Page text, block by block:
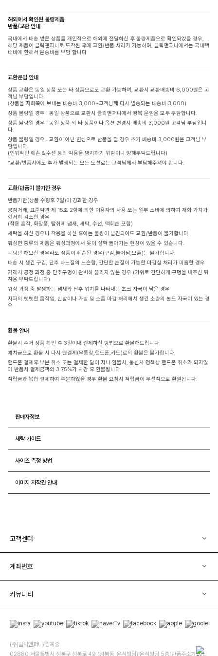
해외에서 확인된 불량제품
반품/교환 안내
국내에서 배송 받은 상품을 개인적으로 해외에 전달하신 후 불량제품으로 확인되었을 경우,
해당 제품이 클릭앤퍼니로 도착된 후에 교환/반품 처리가 가능하며, 클릭앤퍼니에서는 국내택
배비에 한해서 운송비를 부담 합니다
교환운임 안내
상품 교환은 동일 상품 또는 타 상품으로도 교환 가능하며, 교환시 교환배송비 6,000원은 고
객님 부담입니다.
(상품을 저희쪽에 보내는 배송비 3,000+고객님께 다시 발송되는 배송비 3,000)
상품 불량일 경우 : 동일 상품으로 교환시 클릭앤퍼니에서 왕복 운임을 모두 부담합니다.
상품 불량일 경우 : 동일 상품 외 타 상품이나 옵션 변경시 배송비 3,000원 고객님 부담입니
다.
상품 불량일 경우 : 교환이 아닌 변심으로 반품을 할 경우 초기 배송비 3,000원은 고객님 부
담입니다.
(인위적인 훼손 & 수선 등의 악용을 방지하기 위함이니 양해부탁드립니다)
*교환/반품시에도 추가 발생되는 모든 도선료는 고객님께서 부담해주셔야 합니다.
교환/반품이 불가한 경우
반품기한(상품 수령후 7일)이 경과한 경우
공정거래, 표준약관 제 15조 2항에 의한 이용자의 사용 또는 일부 소비에 의하여 재화 가치가
현저히 감소한 경우
(착용 흔적, 화장품, 탈취제 냄새, 세탁, 수선, 택훼손 포함)
세탁을 하신 경우나 착용을 하신 후에는 불량이 발견되어도 교환/반품이 불가합니다.
워싱면 종류의 제품은 워싱과정에서 옷이 살짝 돌아가는 현상이 있을 수 있습니다.
피팅만 해보신 경우라도 상품이 훼손된 경우(구김,늘어남,보풀)는 불가합니다.
배송 시 생긴 구김, 단추 바느질의 느슨함, 간단한 손질이 가능한 마감실 처리가 미흡한 경우
거래처 공정 과정 중 단추구멍이 완벽히 뚫리지 않은 경우 (가위로 간단하게 구멍을 내주신 뒤
착용 부탁드립니다)
워싱 과정 중 발생하는 냄새와 단추 위치를 나타내는 초크 자국이 남은 경우
지퍼의 뻣뻣한 움직임, 신발이나 가방 및 소품 마감 처리에서 생긴 소량의 본드 자국이 있는 경
우
환불 안내
환불시 수거 상품 확인 후 3일이내 결제하신 방법으로 환불해드립니다
예치금으로 환불 시 다시 원결제(무통장,핸드폰,카드)로의 환불은 불가합니다.
핸드폰 결제후 부분 취소 또는 결제한 달이 지나 환불시, 통신사 정책상 핸드폰 취소가 되지않
아 반품시 결제금액의 3.75%가 차감 후 환불됩니다.
적립금과 복합 결제하여 주문하였을 경우 환불 요청시 적립금이 우선적으로 환원됩니다.
판매자정보
세탁 가이드
사이즈 측정 방법
이미지 저작권 안내
고객센터
계좌번호
커뮤니티
(주)클릭앤퍼니/김예중
02880 서울특별시 성북구 성북로 49 (성북동, 운석빌딩) 운석빌딩 5층(반품주소가 아닙